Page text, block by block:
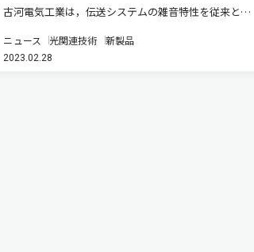
古河電気工業は，伝送システムの雑音特性を従来と比
する前方励起ラマンユニットを開発した（ニュースリ
リース）。2023年7月からサンプル出荷し，順次製造
ニュース 光関連技術 新製品
2023.02.28